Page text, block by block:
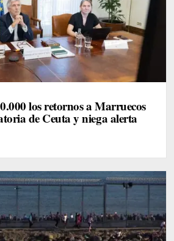
los retornos a Marruecos
de Ceuta y niega alerta